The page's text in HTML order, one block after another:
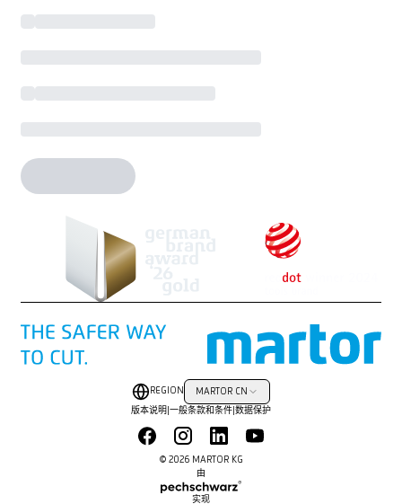
© 2026 MARTOR KG
由
实现
REGION MARTOR CN
版本说明 一般条款和条件 数据保护